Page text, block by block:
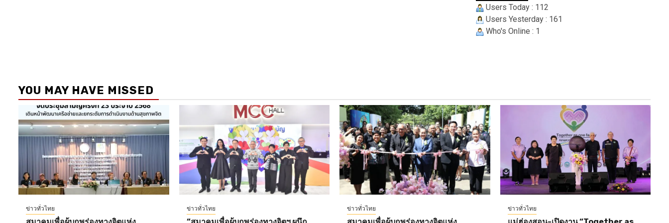
Users Today : 112
Users Yesterday : 161
Who's Online : 1
YOU MAY HAVE MISSED
ข่าวทั่วไทย ข่าวทั่วไทย ข่าวทั่วไทย ข่าวทั่วไทย